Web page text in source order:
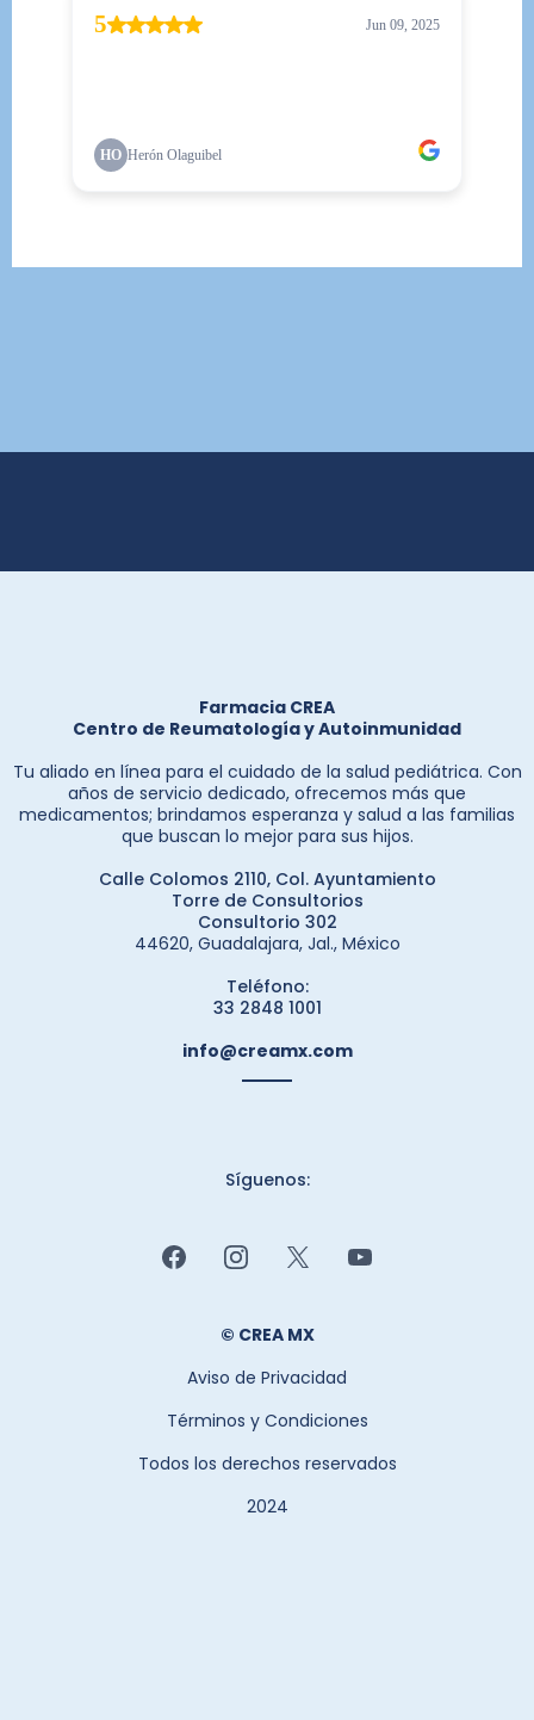
Farmacia CREA
Centro de Reumatología y Autoinmunidad
Tu aliado en línea para el cuidado de la salud pediátrica. Con
años de servicio dedicado, ofrecemos más que
medicamentos; brindamos esperanza y salud a las familias
que buscan lo mejor para sus hijos.
Calle Colomos 2110, Col. Ayuntamiento
Torre de Consultorios
Consultorio 302
44620, Guadalajara, Jal., México
Teléfono:
33 2848 1001
info@creamx.com
Síguenos:
© CREA MX
Aviso de Privacidad
Términos y Condiciones
Todos los derechos reservados
2024